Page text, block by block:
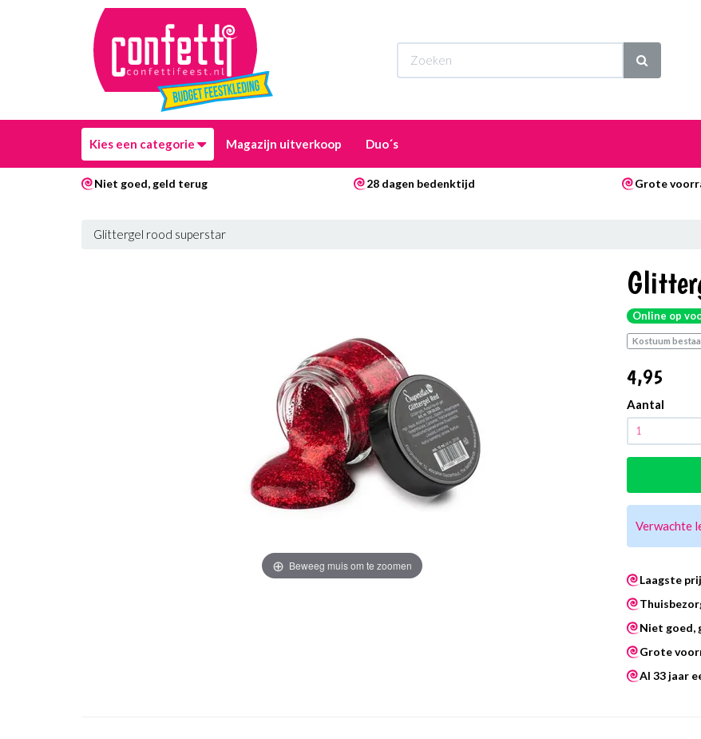
Kies een categorie Magazijn uitverkoop Duo´s
Niet goed, geld terug 28 dagen bedenktijd Grote
Glittergel rood superstar
Beweeg muis om te zoomen
Online op
Kostuum
4,95
Aantal
Verwachte
Laagste
Niet goed,
Grote
Al 33 jaar